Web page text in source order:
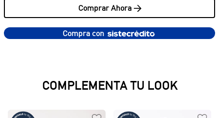
Comprar Ahora >
Compra con
COMPLEMENTA TU LOOK